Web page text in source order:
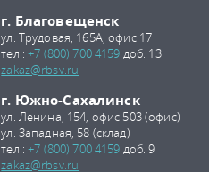
г. Благовещенск
ул. Трудовая, 165А, офис 17
тел.:+7 (800) 700 4159 доб. 13
zakaz@rbsv.ru
г. Южно-Сахалинск
ул. Ленина, 154, офис 503 (офис)
ул. Западная, 58 (склад)
тел.:+7 (800) 700 4159 доб. 9
zakaz@rbsv.ru